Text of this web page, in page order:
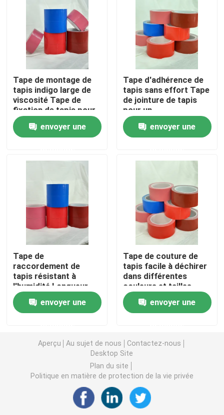
Visite d'usine
Contrôle de la qualité
Contact
Demande de soumission
Ruban adhésif de tapis
double bande dégrossie de mousse
Ruban adhésif de libération de bout droit
Blocs chauds de fonte
Double bande dégrossie de tissu
Plat flexographique montant des bandes
Ruban de transfert adhésif
Ruban adhésif démontable
Tape de montage de
tapis indigo large de
viscosité Tape de
fixation de tapis pour
des sols sans soudure
et sécurisésenvoyer une
Tape d'adhérence de
tapis sans effort Tape
de jointure de tapis
pour un
repositionnement
facile envoyer une
Tape de
raccordement de
tapis résistant à
l'humidité Longueur
personnalisable
(1020/1240mm-
320um)
envoyer une
Tape de couture de
tapis facile à déchirer
dans différentes
couleurs et tailles
1020/1240 mm
envoyer une
Aperçu Au sujet de nous
Contactez-nous
Desktop Site
Plan du site
Politique en matière de protection de la vie privée